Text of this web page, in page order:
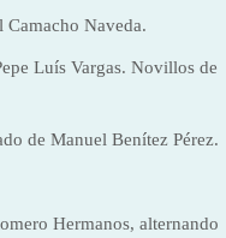
Camacho Naveda.
Luís Vargas. Novillos de
de Manuel Benítez Pérez.
Hermanos, alternando